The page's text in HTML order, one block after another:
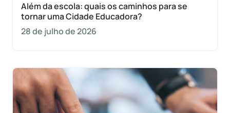
Além da escola: quais os caminhos para se
tornar uma Cidade Educadora?
28 de julho de 2026